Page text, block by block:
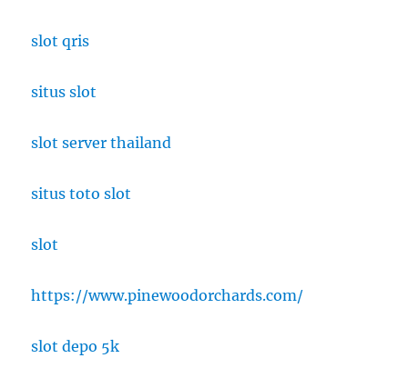
slot qris
situs slot
slot server thailand
situs toto slot
slot
https://www.pinewoodorchards.com/
slot depo 5k